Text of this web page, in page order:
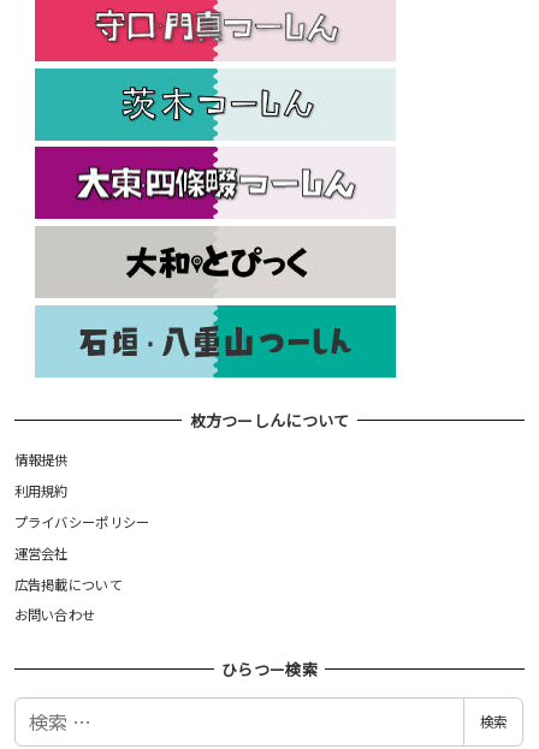
枚方つーしんについて
情報提供
利用規約
プライバシーポリシー
運営会社
広告掲載について
お問い合わせ
ひらつー検索
検
検索